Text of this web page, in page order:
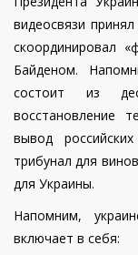
видеосвязи
скоординировал
Байденом.
состоит из
восстановление
вывод
трибунал для
для Украины.
Напомним,
включает в себя: